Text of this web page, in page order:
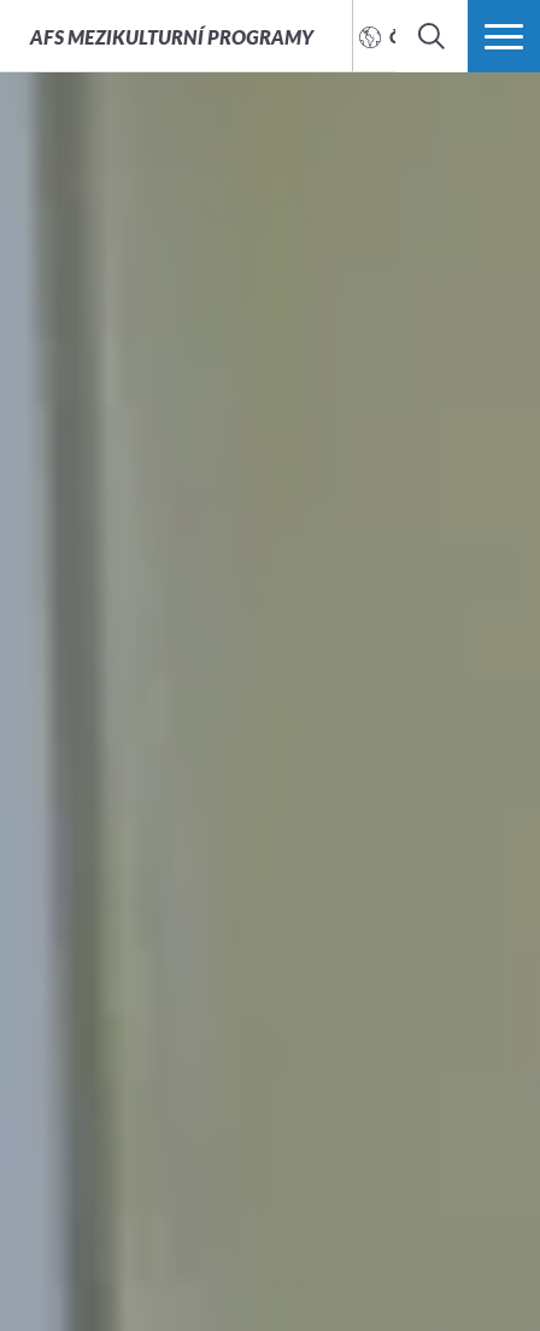
AFSMEZIKULTURNÍ PROGRAMY ČEŠTINA
HLEDAT VÍCE